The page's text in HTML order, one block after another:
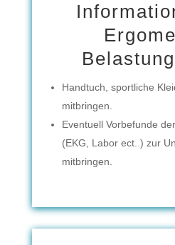
Handtuch, sportliche
mitbringen.
Eventuell Vorbefunde
(EKG, Labor ect..) zur
mitbringen.